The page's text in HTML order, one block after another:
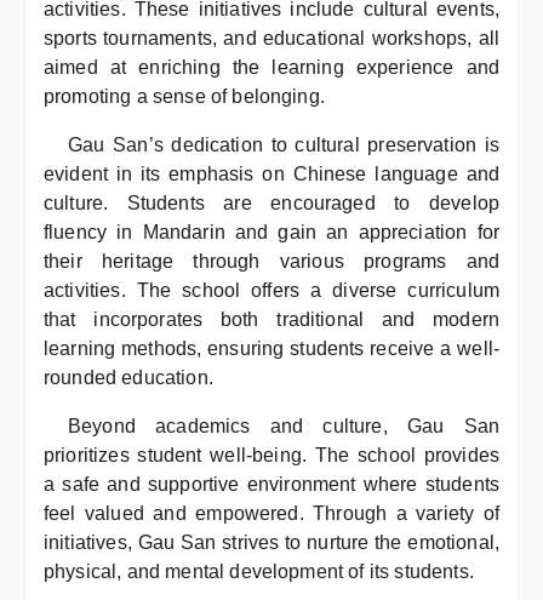
activities. These initiatives include cultural events,
sports tournaments, and educational workshops, all
aimed at enriching the learning experience and
promoting a sense of belonging.
Gau San’s dedication to cultural preservation is
evident in its emphasis on Chinese language and
culture. Students are encouraged to develop
fluency in Mandarin and gain an appreciation for
their heritage through various programs and
activities. The school offers a diverse curriculum
that incorporates both traditional and modern
learning methods, ensuring students receive a well-
rounded education.
Beyond academics and culture, Gau San
prioritizes student well-being. The school provides
a safe and supportive environment where students
feel valued and empowered. Through a variety of
initiatives, Gau San strives to nurture the emotional,
physical, and mental development of its students.